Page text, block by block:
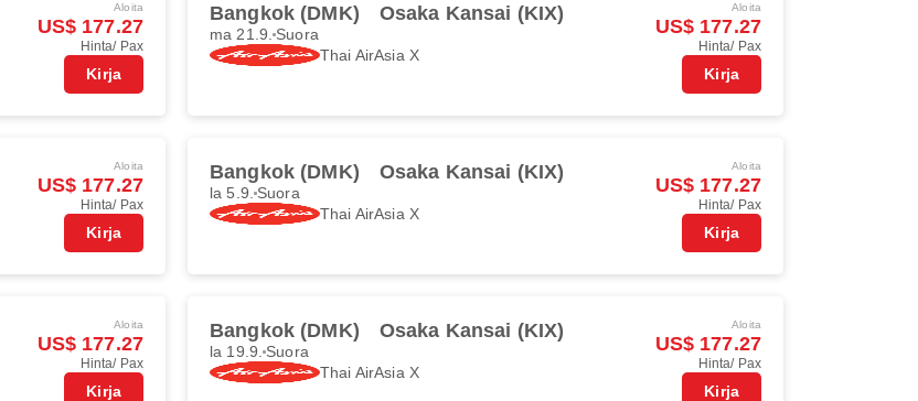
Aloita
US$ 177.27
Hinta/ Pax
Kirja
Bangkok (DMK) Osaka Kansai (KIX)
ma 21.9. Suora
Thai AirAsia X
Aloita
US$ 177.27
Hinta/ Pax
Kirja
Aloita
US$ 177.27
Hinta/ Pax
Kirja
Bangkok (DMK) Osaka Kansai (KIX)
la 5.9. Suora
Thai AirAsia X
Aloita
US$ 177.27
Hinta/ Pax
Kirja
Aloita
US$ 177.27
Hinta/ Pax
Kirja
Bangkok (DMK) Osaka Kansai (KIX)
la 19.9. Suora
Thai AirAsia X
Aloita
US$ 177.27
Hinta/ Pax
Kirja